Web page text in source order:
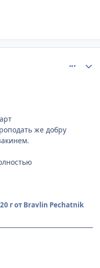
же добру
20 гот Bravlin Pechatnik